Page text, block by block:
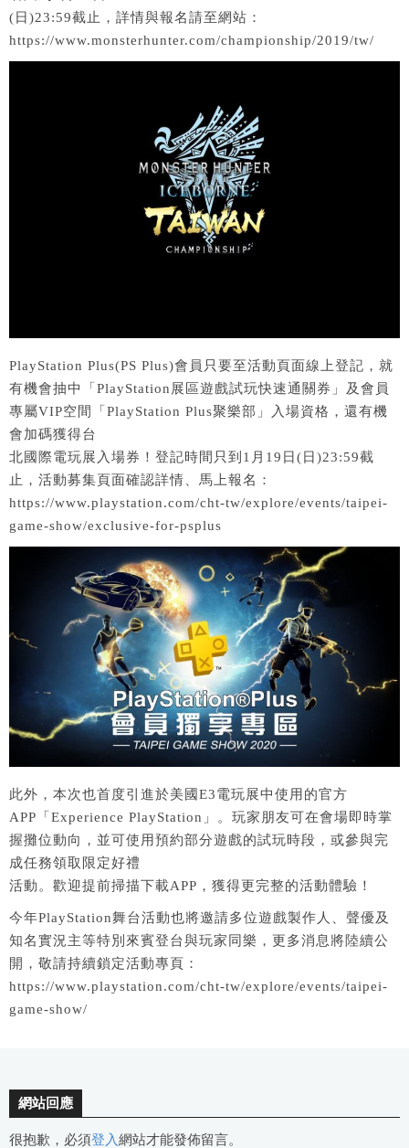
(日)23:59截止，詳情與報名請至網站：
https://www.monsterhunter.com/championship/2019/tw/
PlayStation Plus(PS Plus)會員只要至活動頁面線上登記，就
有機會抽中「PlayStation展區遊戲試玩快速通關券」及會員
專屬VIP空間「PlayStation Plus聚樂部」入場資格，還有機
會加碼獲得台
北國際電玩展入場券！登記時間只到1月19日(日)23:59截
止，活動募集頁面確認詳情、馬上報名：
https://www.playstation.com/cht-tw/explore/events/taipei-
game-show/exclusive-for-psplus
此外，本次也首度引進於美國E3電玩展中使用的官方
APP「Experience PlayStation」。玩家朋友可在會場即時掌
握攤位動向，並可使用預約部分遊戲的試玩時段，或參與完
成任務領取限定好禮
活動。歡迎提前掃描下載APP，獲得更完整的活動體驗！
今年PlayStation舞台活動也將邀請多位遊戲製作人、聲優及
知名實況主等特別來賓登台與玩家同樂，更多消息將陸續公
開，敬請持續鎖定活動專頁：
https://www.playstation.com/cht-tw/explore/events/taipei-
game-show/
網站回應
很抱歉，必須登入網站才能發佈留言。